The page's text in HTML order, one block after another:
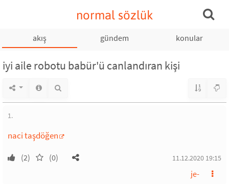
normal sözlük
akış gündem konular
iyi aile robotu babür'ü canlandıran kişi
1.
naci taşdöğen
(2) (0) 11.12.2020 19:15
je-